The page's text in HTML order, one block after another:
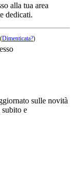
alla tua area
dedicati.
(Dimenticata?)
sulle novità
e